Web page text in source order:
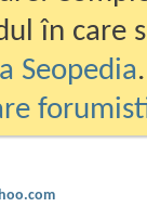
în care
Seopedia